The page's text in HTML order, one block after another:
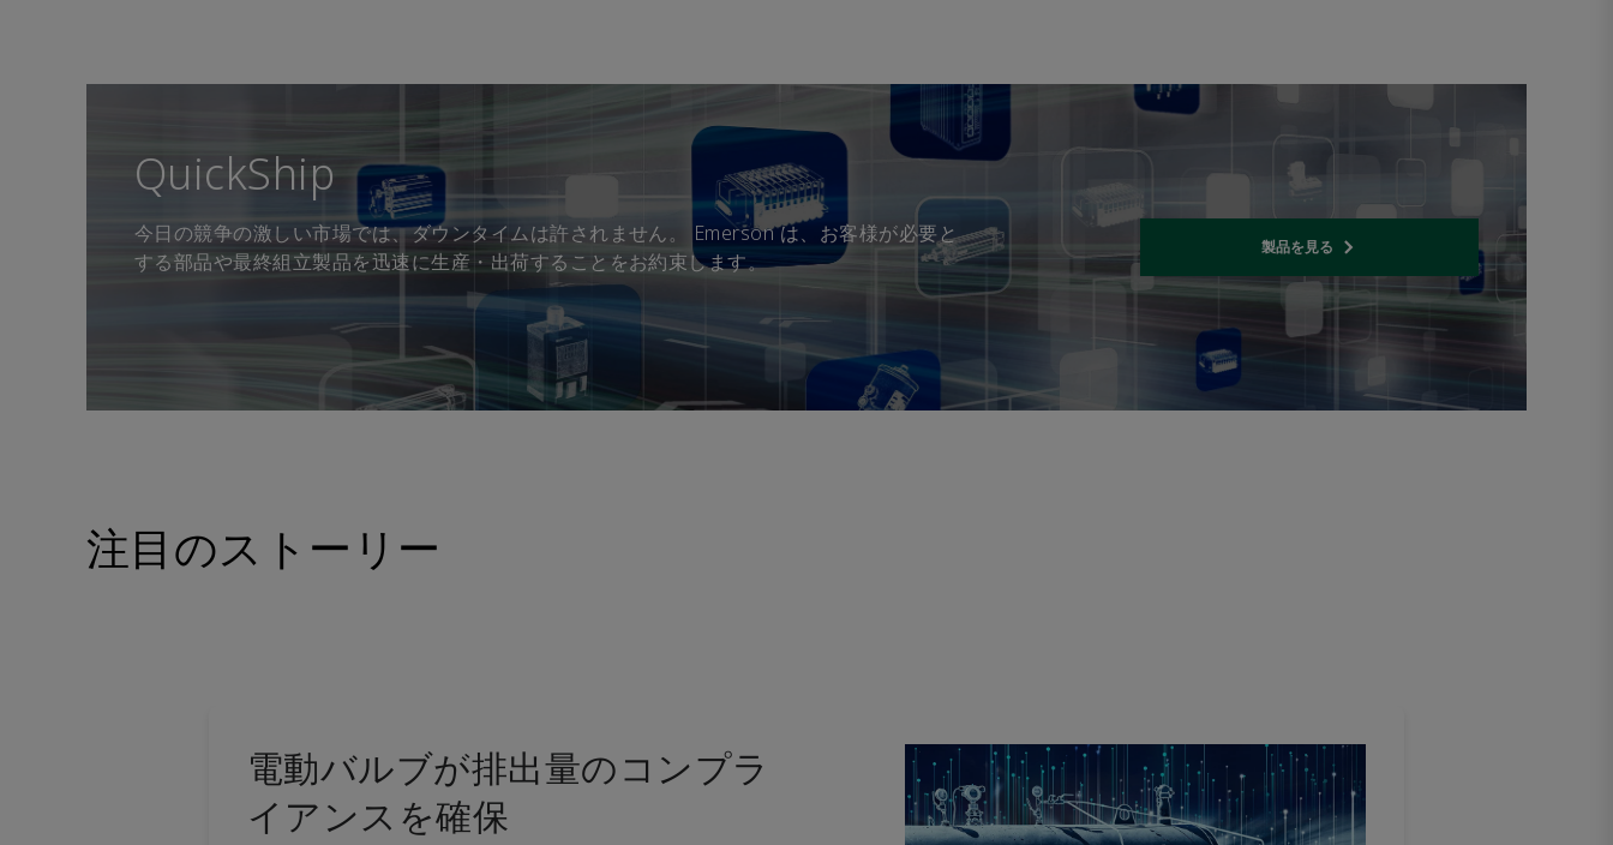
QuickShip
今日の競争の激しい市場では、ダウンタイムは許されません。 Emerson は、お客様が必要と
する部品や最終組立製品を迅速に生産・出荷することをお約束します。
製品を見るOpens internal link
注目のストーリー
電動バルブが排出量のコンプラ
イアンスを確保